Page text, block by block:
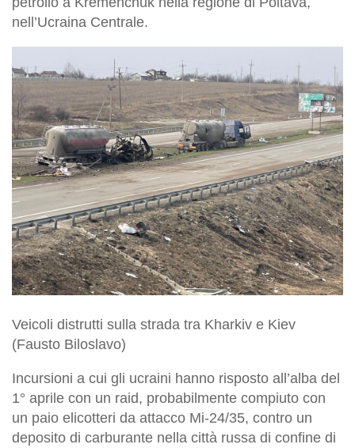
nell’Ucraina Centrale.
Veicoli distrutti sulla strada tra Kharkiv e Kiev
(Fausto Biloslavo)
Incursioni a cui gli ucraini hanno risposto all’alba del
1° aprile con un raid, probabilmente compiuto con
un paio elicotteri da attacco Mi-24/35, contro un
deposito di carburante nella città russa di confine di